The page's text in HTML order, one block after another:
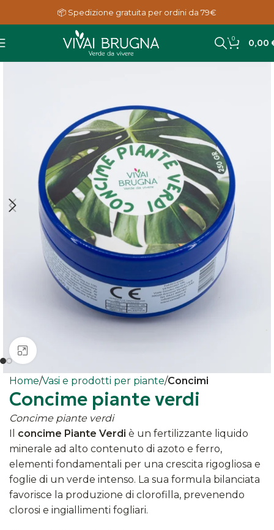
📦 Spedizione gratuita per ordini da 79€
0 0,00
Clicca per ingrandire
Home Vasi e prodotti per piante Concimi
Concime piante verdi
Concime piante verdi
concime Piante Verdi è un fertilizzante liquido
minerale ad alto contenuto di azoto e ferro,
elementi fondamentali per una crescita rigogliosa e
foglie di un verde intenso. La sua formula bilanciata
favorisce la produzione di clorofilla, prevenendo
clorosi e ingiallimenti fogliari.​